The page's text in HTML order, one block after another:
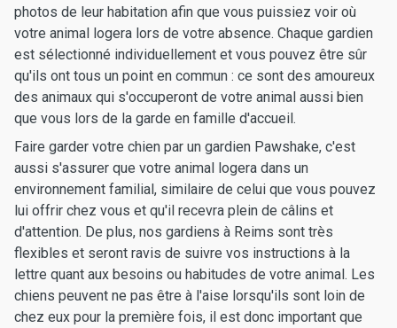
photos de leur habitation afin que vous puissiez voir où
votre animal logera lors de votre absence. Chaque gardien
est sélectionné individuellement et vous pouvez être sûr
qu'ils ont tous un point en commun : ce sont des amoureux
des animaux qui s'occuperont de votre animal aussi bien
que vous lors de la garde en famille d'accueil.
Faire garder votre chien par un gardien Pawshake, c'est
aussi s'assurer que votre animal logera dans un
environnement familial, similaire de celui que vous pouvez
lui offrir chez vous et qu'il recevra plein de câlins et
d'attention. De plus, nos gardiens à Reims sont très
flexibles et seront ravis de suivre vos instructions à la
lettre quant aux besoins ou habitudes de votre animal. Les
chiens peuvent ne pas être à l'aise lorsqu'ils sont loin de
chez eux pour la première fois, il est donc important que